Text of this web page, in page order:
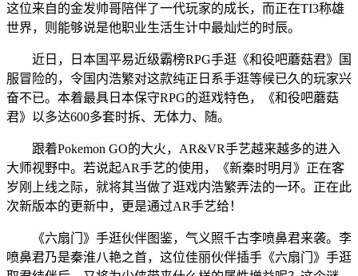
这位来自的金发帅哥陪伴了一代玩家的成长，而正在TI3称雄
世界，则能够说是他职业生活生计中最灿烂的时辰。
近日，日本国平易近级霸榜RPG手逛《和役吧蘑菇君》国
服冒险的，令国内浩繁对这款纯正日系手逛等候已久的玩家兴
奋不已。本着最具日本保守RPG的逛戏特色，《和役吧蘑菇
君》以多达600多套时拆、无体力、随。
跟着Pokemon GO的大火，AR&VR手艺越来越多的进入
大师视野中。若说起AR手艺的使用，《新秦时明月》正在客
岁刚上线之际，就将其当做了逛戏内浩繁弄法的一环。正在此
次新版本的更新中，更是通过AR手艺给！
《六扇门》手逛伙伴图鉴，气义照千古李喷鼻君来袭。李
喷鼻君乃是秦淮八艳之首，这位佳丽伙伴插手《六扇门》手逛